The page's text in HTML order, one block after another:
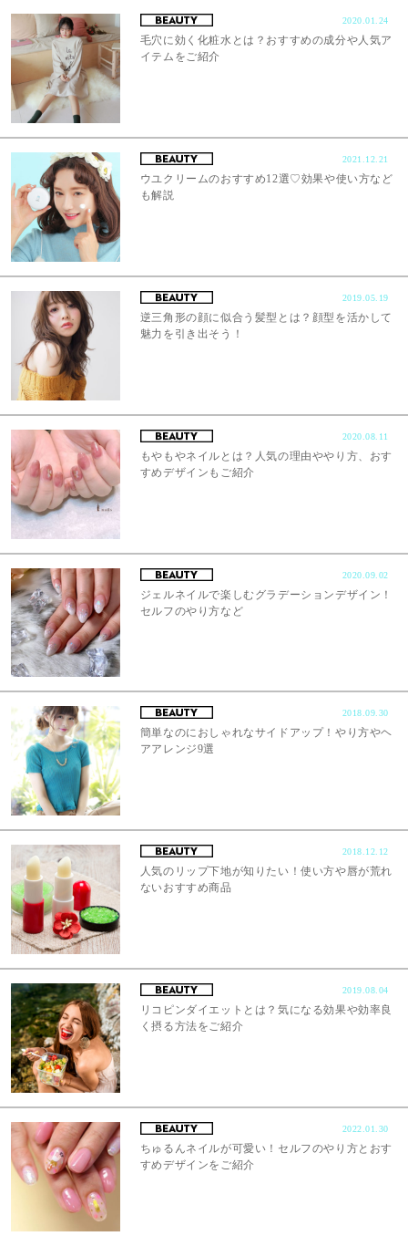
2020.01.24
毛穴に効く化粧水とは？おすすめの成分や人気ア
イテムをご紹介
2021.12.21
ウユクリームのおすすめ12選♡効果や使い方など
も解説
2019.05.19
逆三角形の顔に似合う髪型とは？顔型を活かして
魅力を引き出そう！
2020.08.11
もやもやネイルとは？人気の理由ややり方、おす
すめデザインもご紹介
2020.09.02
ジェルネイルで楽しむグラデーションデザイン！
セルフのやり方など
2018.09.30
簡単なのにおしゃれなサイドアップ！やり方やヘ
アアレンジ9選
2018.12.12
人気のリップ下地が知りたい！使い方や唇が荒れ
ないおすすめ商品
2019.08.04
リコピンダイエットとは？気になる効果や効率良
く摂る方法をご紹介
2022.01.30
ちゅるんネイルが可愛い！セルフのやり方とおす
すめデザインをご紹介